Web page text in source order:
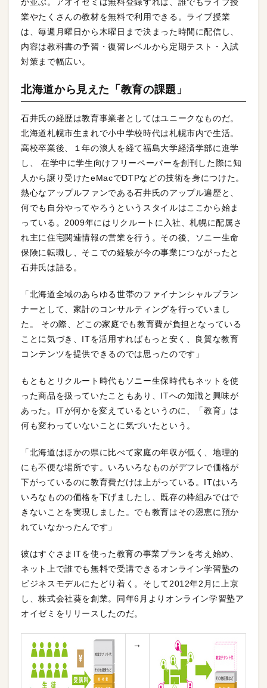
が並ぶ。アオイゼミは無料登録すれば、誰でもライブ授
業やたくさんの教材を無料で利用できる。ライブ授業
は、毎週月曜日から木曜日まで決まった時間に配信し、
内容は教科書の予習・復習レベルから定期テスト・入試
対策まで幅広い。
北海道から見えた「教育の課題」
石井氏の経歴は教育事業者としてはユニークなものだ。
北海道札幌市生まれで小中学校時代は札幌市内で生活。
高校卒業後、１年の浪人を経て福島大学経済学部に進学
し、 在学中に学生向けフリーペーパーを創刊した際に知
人から譲り受けたeMacでDTPなどの技術を身につけた。
熱心なアップルファンである石井氏のアップル遍歴と、
何でも自分やってやろうというスタイルはここから始ま
っている。2009年にはリクルートに入社、札幌に配属さ
れ主に住宅関連情報の営業を行う。その後、ソニー生命
保険に転職し、そこでの経験が今の事業につながったと
石井氏は語る。
「北海道全域のあらゆる世帯のファイナンシャルプラン
ナーとして、家計のコンサルティングを行っていまし
た。 その際、どこの家庭でも教育費が負担となっている
ことに気づき、ITを活用すればもっと安く、良質な教育
コンテンツを提供できるのでは思ったのです」
もともとリクルート時代もソニー生保時代もネットを使
った商品を扱っていたこともあり、ITへの知識と興味が
あった。ITが何かを変えているというのに、「教育」は
何も変わっていないことに気づいたという。
「北海道はほかの県に比べて家庭の年収が低く、地理的
にも不便な場所です。いろいろなものがデフレで価格が
下がっているのに教育費だけは上がっている。ITはいろ
いろなものの価格を下げましたし、既存の枠組みではで
きないことを実現しました。でも教育はその恩恵に預か
れていなかったんです」
彼はすぐさまITを使った教育の事業プランを考え始め、
ネット上で誰でも無料で受講できるオンライン学習塾の
ビジネスモデルにたどり着く。そして2012年2月に上京
し、株式会社葵を創業。同年6月よりオンライン学習塾ア
オイゼミをリリースしたのだ。
→